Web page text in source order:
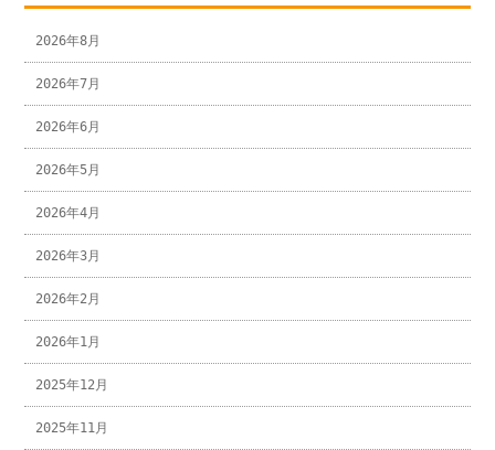
2026年8月
2026年7月
2026年6月
2026年5月
2026年4月
2026年3月
2026年2月
2026年1月
2025年12月
2025年11月